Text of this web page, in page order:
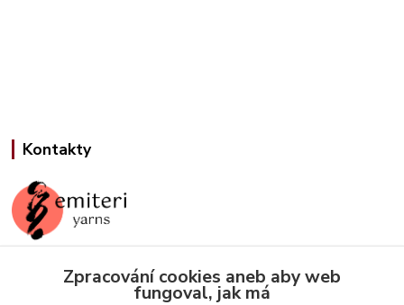
Kontakty
Jana Slámová
+420 608 507 824
Zpracování cookies aneb aby web
fungoval, jak má